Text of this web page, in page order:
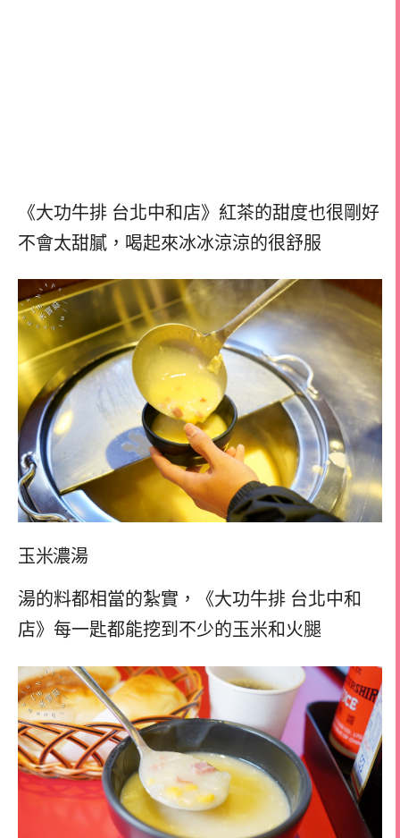
《大功牛排 台北中和店》紅茶的甜度也很剛好
不會太甜膩，喝起來冰冰涼涼的很舒服
玉米濃湯
湯的料都相當的紮實，《大功牛排 台北中和
店》每一匙都能挖到不少的玉米和火腿